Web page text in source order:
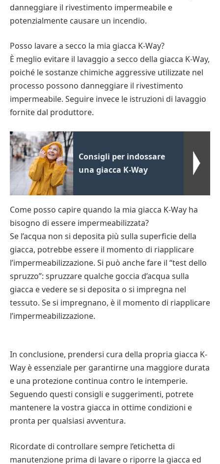
danneggiare il rivestimento impermeabile e
potenzialmente causare un incendio.
Posso lavare a secco la mia giacca K-Way?
È meglio evitare il lavaggio a secco della giacca K-Way,
poiché le sostanze chimiche aggressive utilizzate nel
processo possono danneggiare il rivestimento
impermeabile. Seguire invece le istruzioni di lavaggio
fornite dal produttore.
Consigli per indossare
una giacca K-Way
Come posso capire quando la mia giacca K-Way ha
bisogno di essere impermeabilizzata?
Se l’acqua non si deposita più sulla superficie della
giacca, potrebbe essere il momento di riapplicare
l’impermeabilizzazione. Si può anche fare il “test dello
spruzzo”: spruzzare qualche goccia d’acqua sulla
giacca e vedere se si deposita o si impregna nel
tessuto. Se si impregnano, è il momento di riapplicare
l’impermeabilizzazione.
In conclusione, prendersi cura della propria giacca K-
Way è essenziale per garantirne una maggiore durata
e una protezione continua contro le intemperie.
Seguendo questi consigli e suggerimenti, potrete
mantenere la vostra giacca in ottime condizioni e
pronta per qualsiasi avventura.
Ricordate di controllare sempre l’etichetta di
manutenzione prima di lavare o riporre la giacca ed